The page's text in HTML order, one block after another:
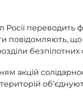
переводить
повідомляють,
безпілотних
акцій